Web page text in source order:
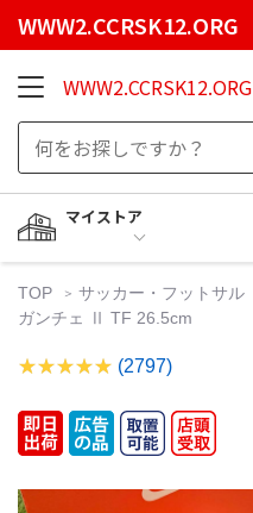
WWW2.CCRSK12.ORG
WWW2.CCRSK12.ORG
マイストア
TOP サッカー・フットサル
ガンチェ Ⅱ TF 26.5cm
(2797)